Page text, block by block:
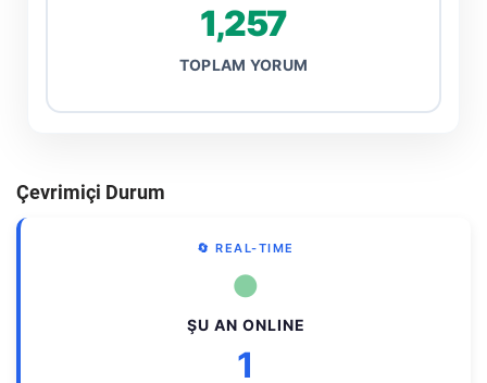
1,257
TOPLAM YORUM
Çevrimiçi Durum
🔄 REAL-TIME
●
ŞU AN ONLINE
1